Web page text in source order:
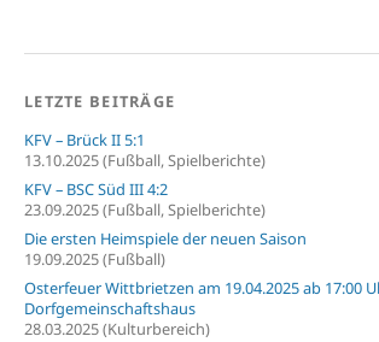
LETZTE BEITRÄGE
KFV – Brück II 5:1
13.10.2025 (Fußball, Spielberichte)
KFV – BSC Süd III 4:2
23.09.2025 (Fußball, Spielberichte)
Die ersten Heimspiele der neuen Saison
19.09.2025 (Fußball)
Osterfeuer Wittbrietzen am 19.04.2025 ab 17:00
Dorfgemeinschaftshaus
28.03.2025 (Kulturbereich)